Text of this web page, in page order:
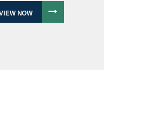
NOW